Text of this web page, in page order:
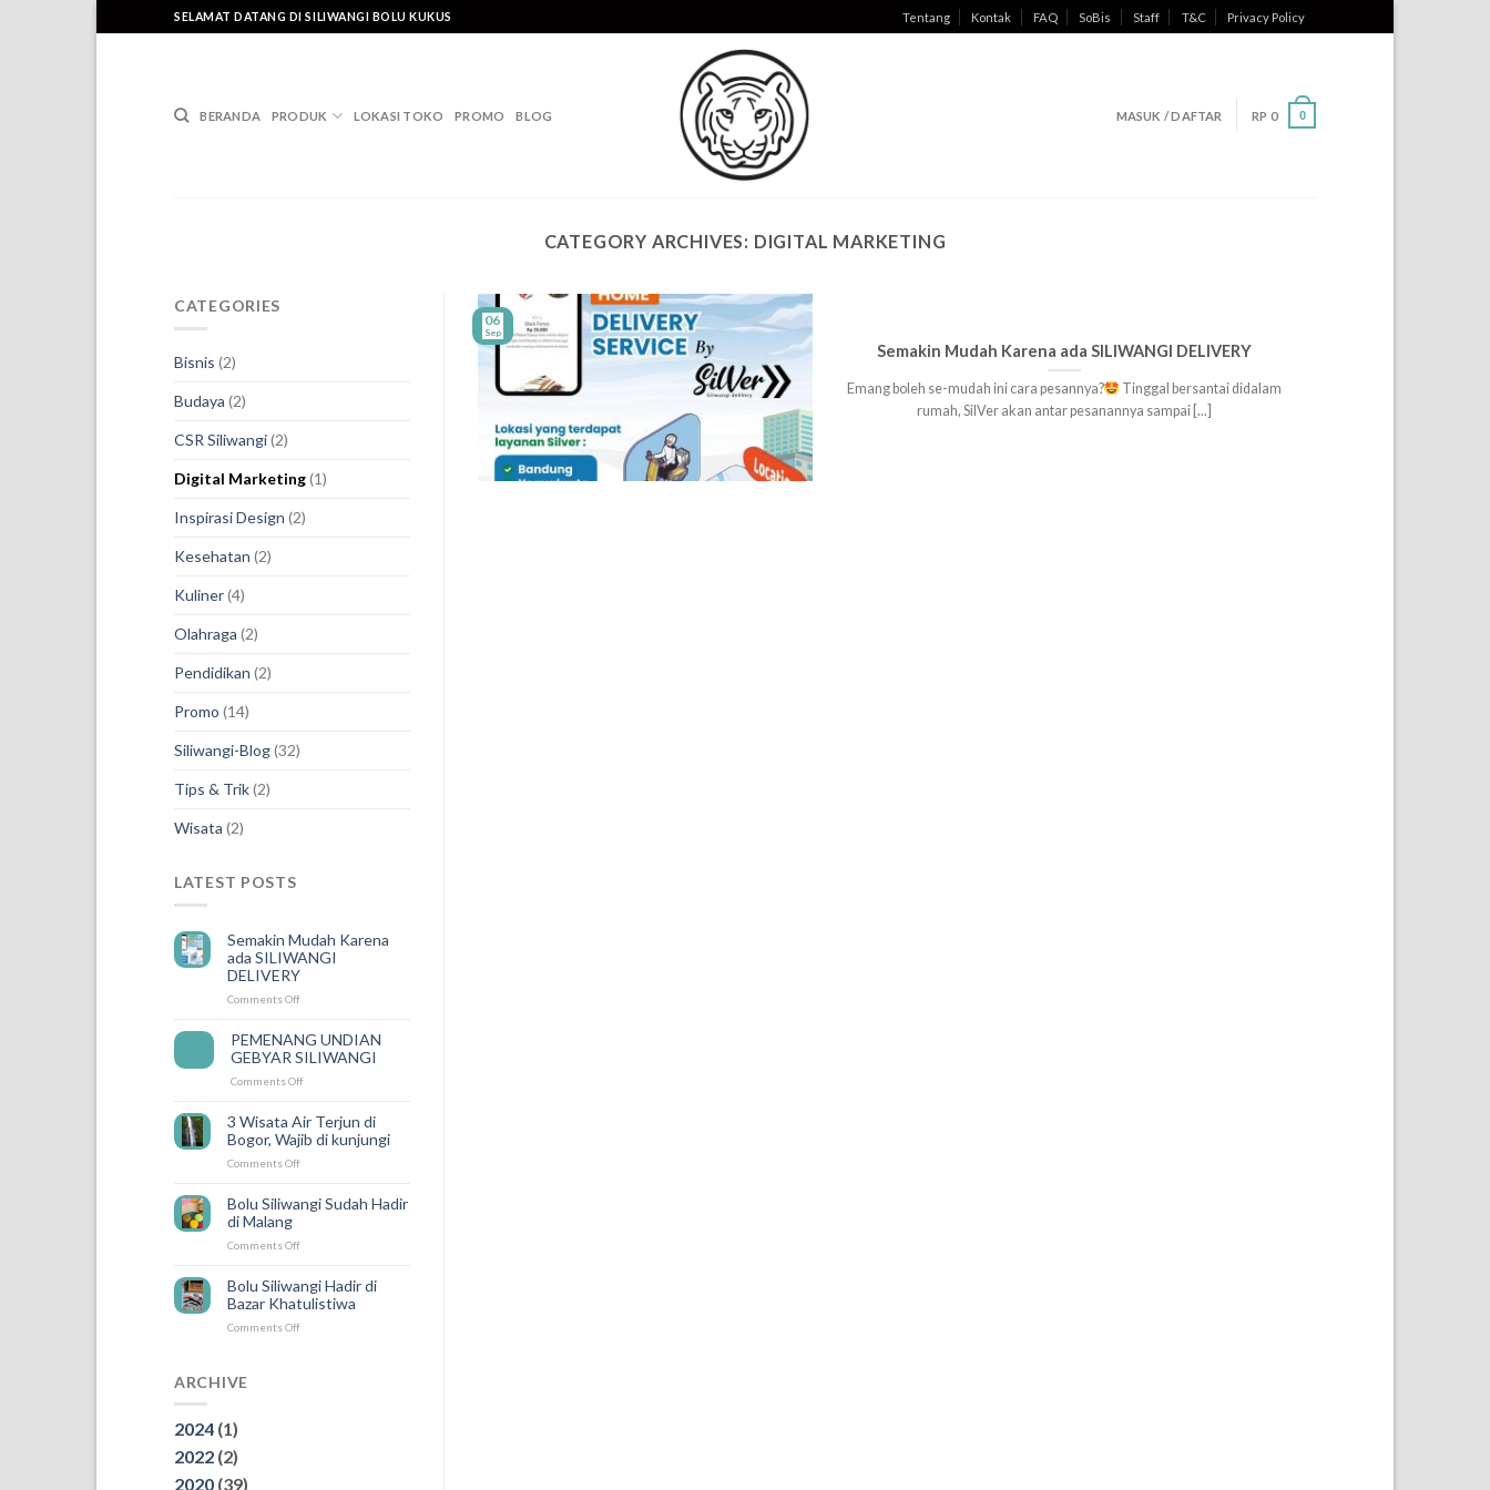
to
SELAMAT DATANG DI SILIWANGI BOLU KUKUS Tentang Kontak FAQ SoBis Staff T&C Privacy Policy
BERANDA PRODUK LOKASI TOKO PROMO BLOG MASUK / DAFTAR RP 0 0
CATEGORY ARCHIVES: DIGITAL MARKETING
CATEGORIES
Bisnis (2)
Budaya (2)
CSR Siliwangi(2)
Digital Marketing(1)
Inspirasi Design (2)
Kesehatan (2)
Kuliner(4)
Olahraga (2)
Pendidikan (2)
Promo (14)
Siliwangi-Blog(32)
Tips & Trik(2)
Wisata (2)
LATEST POSTS
Semakin Mudah Karena
ada SILIWANGI
DELIVERY
Comments Offon
Karena
ada
SILIWANGI
PEMENANG UNDIAN
GEBYAR SILIWANGI
Comments Offon
GEBYAR
SILIWANGI
3 Wisata Air Terjun di
Bogor, Wajib di kunjungi
Comments Offon
Air
di
Wajib
di
kunjungi
Bolu Siliwangi Sudah Hadir
di Malang
Comments Offon
Sudah
Hadir
di
Bolu Siliwangi Hadir di
Bazar Khatulistiwa
Comments Offon
ARCHIVE
2024 (1)
2022 (2)
2020 (39)
Semakin Mudah Karena ada SILIWANGI DELIVERY
Emang boleh se-mudah ini cara pesannya?
Tinggal bersantai didalam
rumah, SilVer akan antar pesanannya sampai [...]
06
Sep